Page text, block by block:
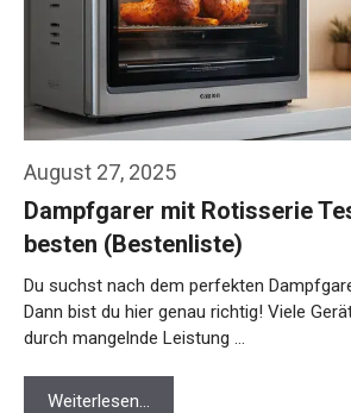
August 27, 2025
Dampfgarer mit Rotisserie
besten (Bestenliste)
Du suchst nach dem perfekten
Dann bist du hier genau richtig! Viele
durch mangelnde Leistung …
Weiterlesen…